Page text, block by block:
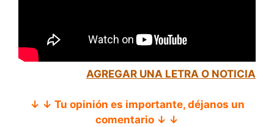
AGREGAR UNA LETRA O NOTICIA
↓ ↓ Tu opinión es importante, déjanos un
comentario ↓ ↓